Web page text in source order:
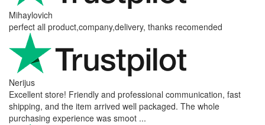
Mihaylovich
perfect all product,company,delivery, thanks recomended
Nerijus
Excellent store! Friendly and professional communication, fast
shipping, and the item arrived well packaged. The whole
purchasing experience was smoot ...